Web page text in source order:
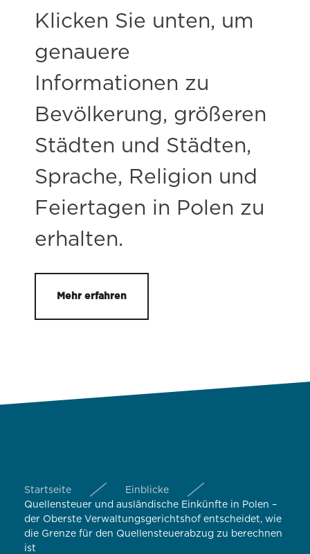
Klicken Sie unten, um
genauere
Informationen zu
Bevölkerung, größeren
Städten und Städten,
Sprache, Religion und
Feiertagen in Polen zu
erhalten.
Mehr erfahren
Startseite
Einblicke
Quellensteuer und ausländische Einkünfte in Polen –
der Oberste Verwaltungsgerichtshof entscheidet, wie
die Grenze für den Quellensteuerabzug zu berechnen
ist